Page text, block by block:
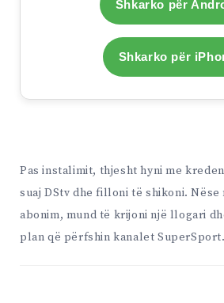
Shkarko për
Shkarko për
Pas instalimit, thjesht hyni me
suaj DStv dhe filloni të shikoni. Nëse
abonim, mund të krijoni një llogari
plan që përfshin kanalet SuperSport.